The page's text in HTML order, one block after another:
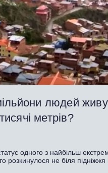
людей
метрів?
одного з найбільш
розкинулося не біля підніжжя